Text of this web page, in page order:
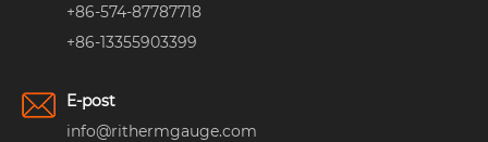
+86-574-87787718
+86-13355903399
E-post
info@rithermgauge.com